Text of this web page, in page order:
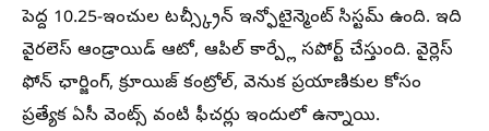
పెద్ద 10.25-ఇంచుల టచ్స్క్రీన్ ఇన్ఫోటైన్మెంట్ సిస్టమ్ ఉంది. ఇది
వైరలెస్ ఆండ్రాయిడ్ ఆటో, ఆపిల్ కార్ప్లే సపోర్ట్ చేస్తుంది. వైర్లెస్
ఫోన్ ఛార్జింగ్, క్రూయిజ్ కంట్రోల్, వెనుక ప్రయాణికుల కోసం
ప్రత్యేక ఏసీ వెంట్స్ వంటి ఫీచర్లు ఇందులో ఉన్నాయి.